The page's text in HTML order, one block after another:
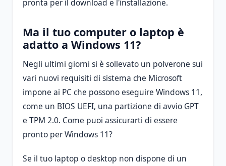
pronta per il download e l'installazione.
Ma il tuo computer o laptop è
adatto a Windows 11?
Negli ultimi giorni si è sollevato un polverone sui
vari nuovi requisiti di sistema che Microsoft
impone ai PC che possono eseguire Windows 11,
come un BIOS UEFI, una partizione di avvio GPT
e TPM 2.0. Come puoi assicurarti di essere
pronto per Windows 11?
Se il tuo laptop o desktop non dispone di un